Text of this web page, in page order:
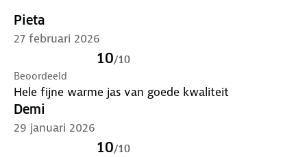
Pieta
27 februari 2026
10/10
Beoordeeld
Hele fijne warme jas van goede kwaliteit
Demi
29 januari 2026
10/10